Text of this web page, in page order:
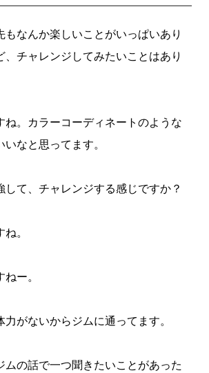
もなんか楽しいことがいっぱいあり
、チャレンジしてみたいことはあり
ね。カラーコーディネートのような
なと思ってます。
して、チャレンジする感じですか？
。
ー。
がないからジムに通ってます。
ムの話で一つ聞きたいことがあった